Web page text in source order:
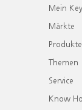
Mein
Märkte
Produkte
Themen
Service
Know